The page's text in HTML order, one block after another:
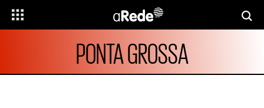
PONTA GROSSA